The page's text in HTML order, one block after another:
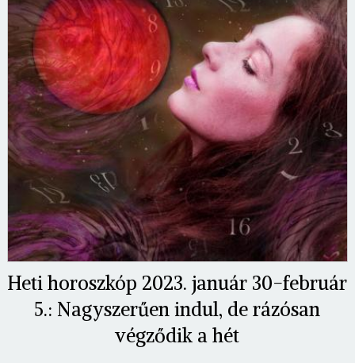
Heti horoszkóp 2023. január 30-február
5.: Nagyszerűen indul, de rázósan
végződik a hét